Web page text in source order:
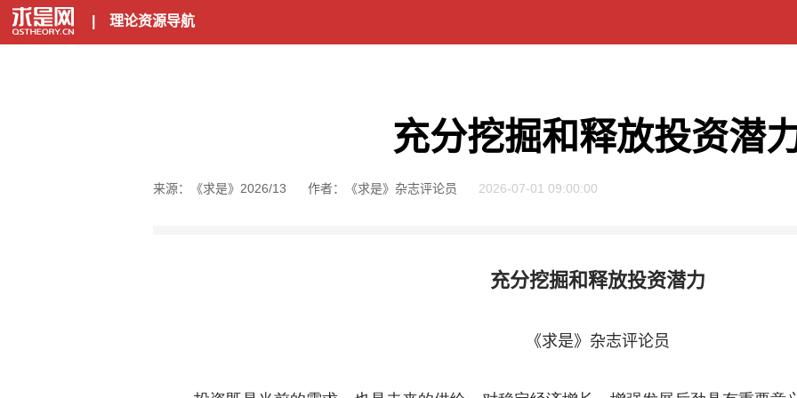
理论资源导航
充分挖掘和释放投资潜
来源：《求是》2026/13 作者：《求是》杂志评论员 2026-07-01 09:00:00
充分挖掘和释放投资潜力
《求是》杂志评论员